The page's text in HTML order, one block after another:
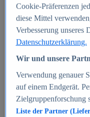
E-commerce
Beliebte Statistiken
Aktuelle Statistiken
E-Commerce
Deutschland
Umsatz von
2010-2025
B2C-E-
Deutschland
Marktanteile
Deutschland
Deutschland
Cookie-Präferenzen
diese Mittel
Verbesserung unseres
Datenschutzerklärung.
Wir und unsere
Verwendung genauer
auf einem Endgerät.
Zielgruppenforschung
Liste der Partner